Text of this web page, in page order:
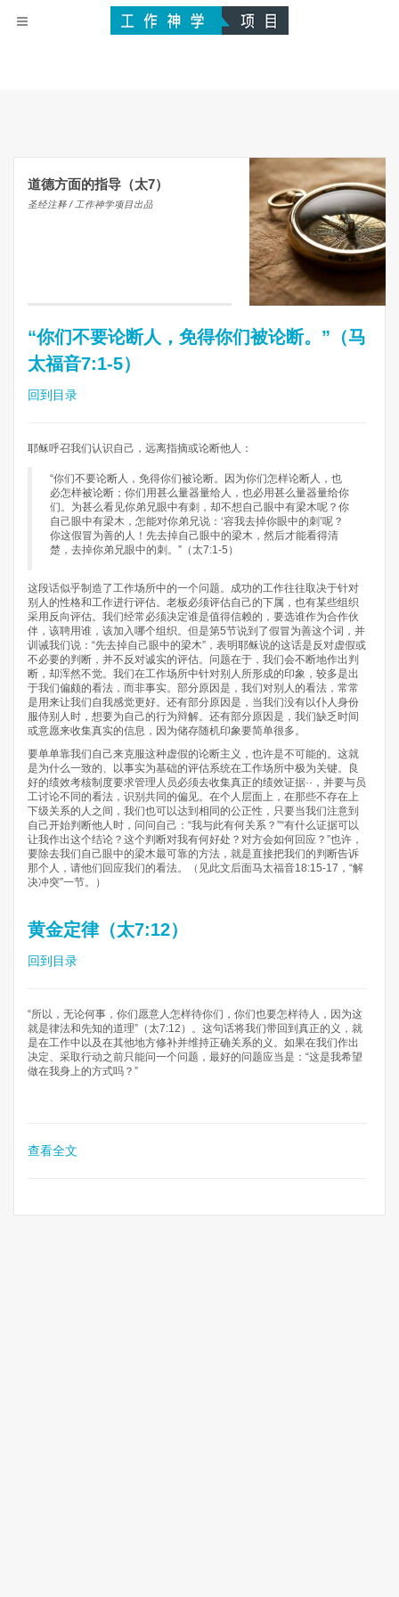
道德方面的指导（太7）
圣经注释 / 工作神学项目出品
“你们不要论断人，免得你们被论断。”（马
太福音7:1-5）
回到目录
耶稣呼召我们认识自己，远离指摘或论断他人：
“你们不要论断人，免得你们被论断。因为你们怎样论断人，也
必怎样被论断；你们用甚么量器量给人，也必用甚么量器量给你
们。为甚么看见你弟兄眼中有刺，却不想自己眼中有梁木呢？你
自己眼中有梁木，怎能对你弟兄说：‘容我去掉你眼中的刺’呢？
你这假冒为善的人！先去掉自己眼中的梁木，然后才能看得清
楚，去掉你弟兄眼中的刺。”（太7:1-5）
这段话似乎制造了工作场所中的一个问题。成功的工作往往取决于针对
别人的性格和工作进行评估。老板必须评估自己的下属，也有某些组织
采用反向评估。我们经常必须决定谁是值得信赖的，要选谁作为合作伙
伴，该聘用谁，该加入哪个组织。但是第5节说到了假冒为善这个词，并
训诫我们说：“先去掉自己眼中的梁木”，表明耶稣说的这话是反对虚假或
不必要的判断，并不反对诚实的评估。问题在于，我们会不断地作出判
断，却浑然不觉。我们在工作场所中针对别人所形成的印象，较多是出
于我们偏颇的看法，而非事实。部分原因是，我们对别人的看法，常常
是用来让我们自我感觉更好。还有部分原因是，当我们没有以仆人身份
服侍别人时，想要为自己的行为辩解。还有部分原因是，我们缺乏时间
或意愿来收集真实的信息，因为储存随机印象要简单很多。
要单单靠我们自己来克服这种虚假的论断主义，也许是不可能的。这就
是为什么一致的、以事实为基础的评估系统在工作场所中极为关键。良
好的绩效考核制度要求管理人员必须去收集真正的绩效证据··，并要与员
工讨论不同的看法，识别共同的偏见。在个人层面上，在那些不存在上
下级关系的人之间，我们也可以达到相同的公正性，只要当我们注意到
自己开始判断他人时，问问自己：“我与此有何关系？”“有什么证据可以
让我作出这个结论？这个判断对我有何好处？对方会如何回应？”也许，
要除去我们自己眼中的梁木最可靠的方法，就是直接把我们的判断告诉
那个人，请他们回应我们的看法。（见此文后面马太福音18:15-17，“解
决冲突”一节。）
黄金定律（太7:12）
回到目录
“所以，无论何事，你们愿意人怎样待你们，你们也要怎样待人，因为这
就是律法和先知的道理”（太7:12）。这句话将我们带回到真正的义，就
是在工作中以及在其他地方修补并维持正确关系的义。如果在我们作出
决定、采取行动之前只能问一个问题，最好的问题应当是：“这是我希望
做在我身上的方式吗？”
查看全文